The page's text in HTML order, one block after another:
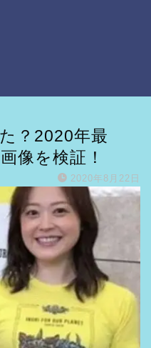
？2020年最
像を検証！
2020年8月22日